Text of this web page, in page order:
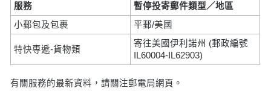
服務
暫停投寄郵件類型／地區
小郵包及包裹
平郵/美國
特快專遞-貨物類
寄往美國伊利諾州 (郵政編號
IL60004-IL62903)
有關服務的最新資料，請關注郵電局網頁。